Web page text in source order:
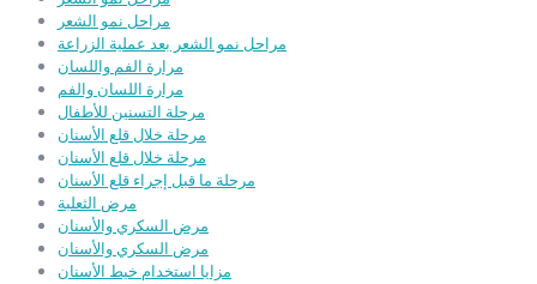
مراحل نمو الشعر
مراحل نمو الشعر بعد عملية الزراعة
مرارة الفم واللسان
مرارة اللسان والفم
مرحلة التسنين للأطفال
مرحلة خلال قلع الأسنان
مرحلة خلال قلع الأسنان
مرحلة ما قبل إجراء قلع الأسنان
مرض الثعلبة
مرض السكري والأسنان
مرض السكري والأسنان
مزايا استخدام خيط الأسنان